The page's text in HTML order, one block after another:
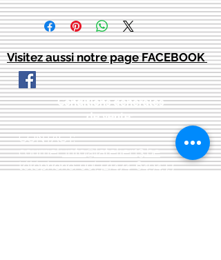
Visitez aussi notre page FACEBOOK
Conditions générales
de vente::
CONTACT:
courriel:info@latelier13.be
téléphone:00(32)474-649433